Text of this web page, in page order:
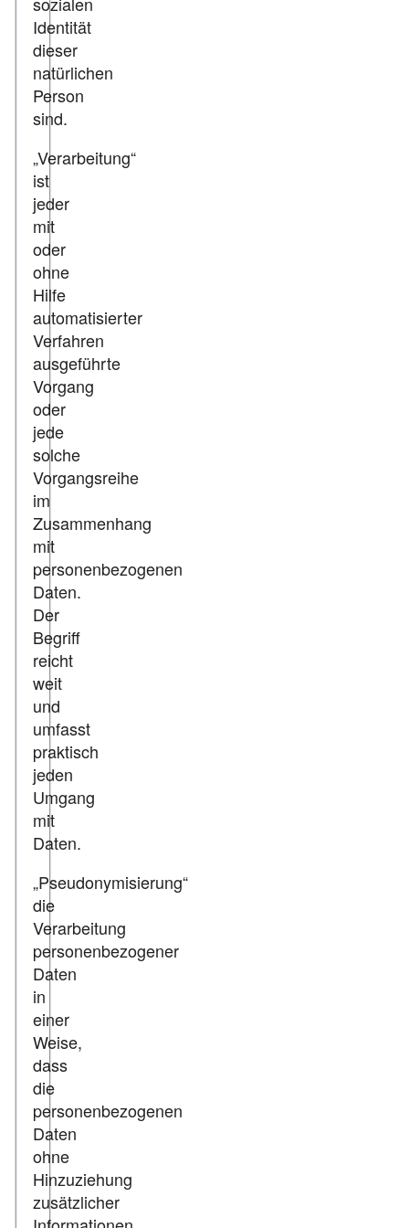
Identität
dieser
natürlichen
Person
sind.
„Verarbeitung“
ist
jeder
mit
oder
ohne
Hilfe
automatisierter
Verfahren
ausgeführte
Vorgang
oder
jede
solche
Vorgangsreihe
im
Zusammenhang
mit
personenbezogenen
Daten.
Der
Begriff
reicht
weit
und
umfasst
praktisch
jeden
Umgang
mit
Daten.
„Pseudonymisierung“
die
Verarbeitung
personenbezogener
Daten
in
einer
Weise,
dass
die
personenbezogenen
Daten
ohne
Hinzuziehung
zusätzlicher